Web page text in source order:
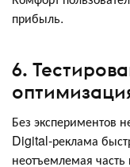
прибыль.
6.
Без экспериментов
Digital-реклама
неотъемлемая